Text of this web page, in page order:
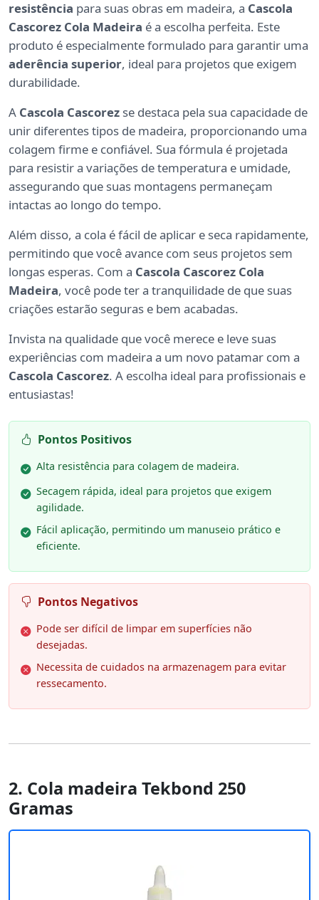
resistência para suas obras em madeira, a Cascola
Cascorez Cola Madeira é a escolha perfeita. Este
produto é especialmente formulado para garantir uma
aderência superior, ideal para projetos que exigem
durabilidade.
A Cascola Cascorez se destaca pela sua capacidade de
unir diferentes tipos de madeira, proporcionando uma
colagem firme e confiável. Sua fórmula é projetada
para resistir a variações de temperatura e umidade,
assegurando que suas montagens permaneçam
intactas ao longo do tempo.
Além disso, a cola é fácil de aplicar e seca rapidamente,
permitindo que você avance com seus projetos sem
longas esperas. Com a Cascola Cascorez Cola
Madeira, você pode ter a tranquilidade de que suas
criações estarão seguras e bem acabadas.
Invista na qualidade que você merece e leve suas
experiências com madeira a um novo patamar com a
Cascola Cascorez. A escolha ideal para profissionais e
entusiastas!
Pontos Positivos
Alta resistência para colagem de madeira.
Secagem rápida, ideal para projetos que exigem
agilidade.
Fácil aplicação, permitindo um manuseio prático e
eficiente.
Pontos Negativos
Pode ser difícil de limpar em superfícies não
desejadas.
Necessita de cuidados na armazenagem para evitar
ressecamento.
2. Cola madeira Tekbond 250
Gramas